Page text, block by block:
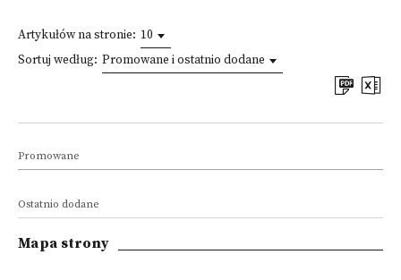
Artykułów na stronie: 10
Sortuj według: Promowane i ostatnio dodane
Promowane
Ostatnio dodane
Mapa strony